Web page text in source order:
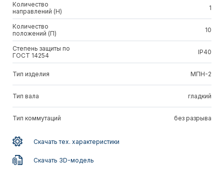
Количество
направлений (Н)
1
Количество
положений (П)
10
Степень защиты по
ГОСТ 14254
IP40
Тип изделия МПН-2
Тип вала гладкий
Тип коммутаций без разрыва
Скачать тех. характеристики
Скачать 3D-модель